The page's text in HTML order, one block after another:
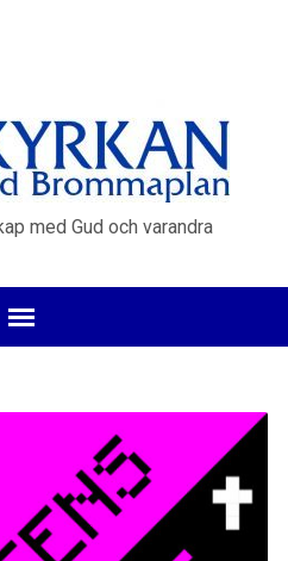
med Gud och varandra